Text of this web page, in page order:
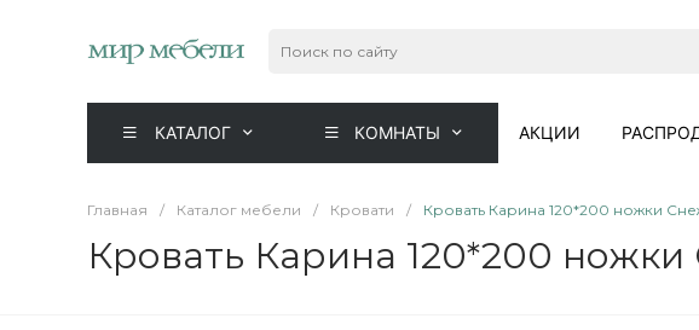
КАТАЛОГ КОМНАТЫ АКЦИИ
Главная / Каталог мебели / Кровати / Кровать Карина 120*200 ножки
Кровать Карина 120*200